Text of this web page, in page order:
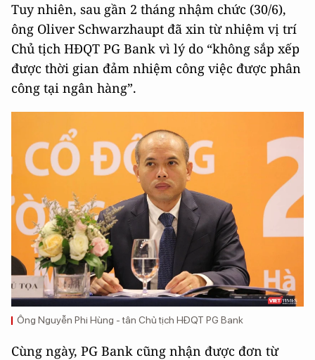
Tuy nhiên, sau gần 2 tháng nhậm chức (30/6),
ông Oliver Schwarzhaupt đã xin từ nhiệm vị trí
Chủ tịch HĐQT PG Bank vì lý do “không sắp xếp
được thời gian đảm nhiệm công việc được phân
công tại ngân hàng”.
Ông Nguyễn Phi Hùng - tân Chủ tịch HĐQT PG Bank
Cùng ngày, PG Bank cũng nhận được đơn từ